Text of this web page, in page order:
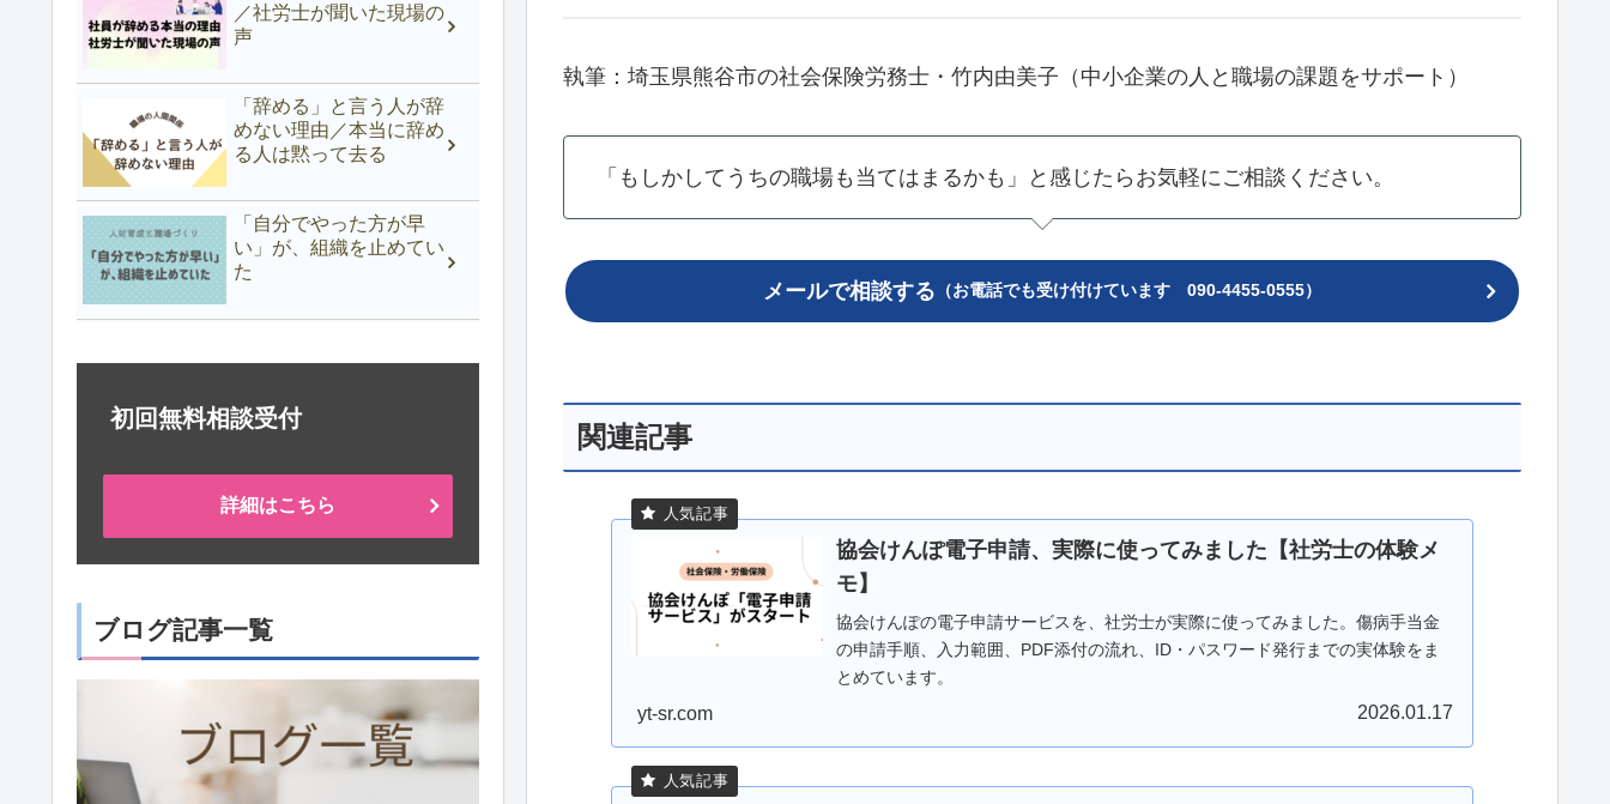
執筆：埼玉県熊谷市の社会保険労務士・竹内由美子（中小企業の人と職場の課題をサポート）
「もしかしてうちの職場も当てはまるかも」と感じたらお気軽にご相談ください。
メールで相談する （お電話でも受け付けています 090-4455-0555）
関連記事
協会けんぽ電子申請、実際に使ってみました【社労士の体験メ
モ】
協会けんぽの電子申請サービスを、社労士が実際に使ってみました。傷病手当金
の申請手順、入力範囲、PDF添付の流れ、ID・パスワード発行までの実体験をま
とめています。
yt-sr.com 2026.01.17
／社労士が聞いた現場の
声
「辞める」と言う人が辞
めない理由／本当に辞め
る人は黙って去る
「自分でやった方が早
い」が、組織を止めてい
た
初回無料相談受付
詳細はこちら
ブログ記事一覧